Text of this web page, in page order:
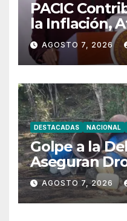
PACIC
la Inflación,
Sheinbaum
AGOSTO 7, 2026
DESTACADAS NACIONAL
Golpe a la
Aseguran
Vehículos en
AGOSTO 7, 2026